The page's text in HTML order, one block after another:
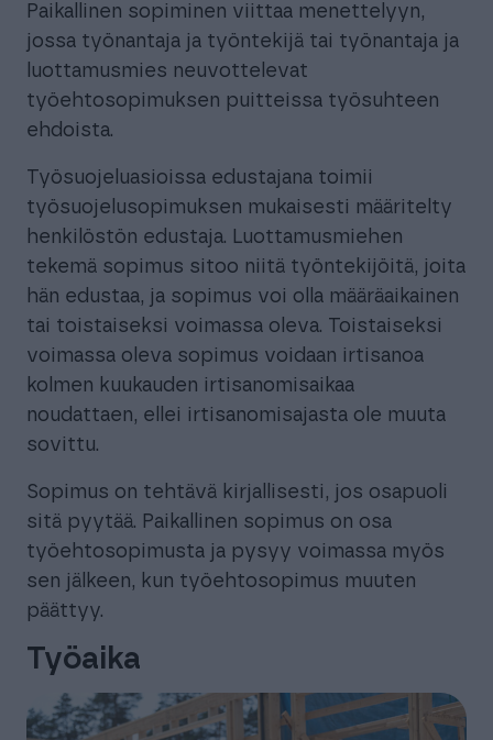
Paikallinen sopiminen viittaa menettelyyn,
jossa työnantaja ja työntekijä tai työnantaja ja
luottamusmies neuvottelevat
työehtosopimuksen puitteissa työsuhteen
ehdoista.
Työsuojeluasioissa edustajana toimii
työsuojelusopimuksen mukaisesti määritelty
henkilöstön edustaja. Luottamusmiehen
tekemä sopimus sitoo niitä työntekijöitä, joita
hän edustaa, ja sopimus voi olla määräaikainen
tai toistaiseksi voimassa oleva. Toistaiseksi
voimassa oleva sopimus voidaan irtisanoa
kolmen kuukauden irtisanomisaikaa
noudattaen, ellei irtisanomisajasta ole muuta
sovittu.
Sopimus on tehtävä kirjallisesti, jos osapuoli
sitä pyytää. Paikallinen sopimus on osa
työehtosopimusta ja pysyy voimassa myös
sen jälkeen, kun työehtosopimus muuten
päättyy.
Työaika